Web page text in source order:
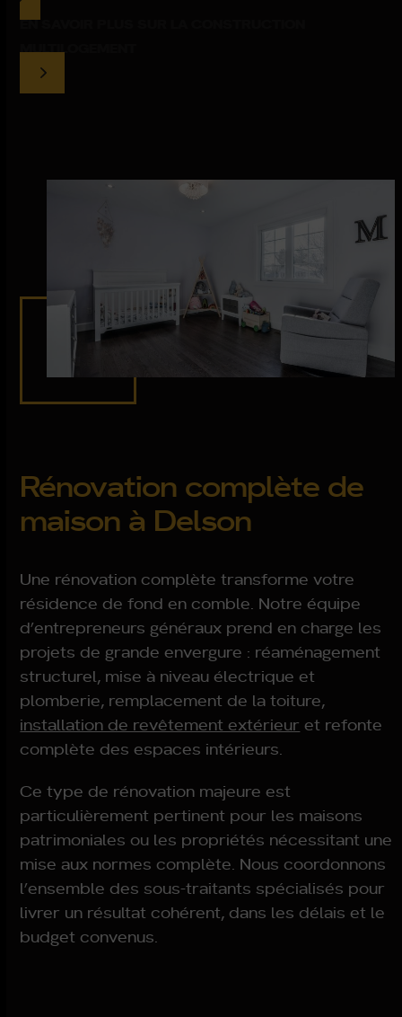
EN SAVOIR PLUS SUR LA CONSTRUCTION
MULTILOGEMENT
Rénovation complète de
maison à Delson
Une rénovation complète transforme votre
résidence de fond en comble. Notre équipe
d’entrepreneurs généraux prend en charge les
projets de grande envergure : réaménagement
structurel, mise à niveau électrique et
plomberie, remplacement de la toiture,
installation de revêtement extérieur et refonte
complète des espaces intérieurs.
Ce type de rénovation majeure est
particulièrement pertinent pour les maisons
patrimoniales ou les propriétés nécessitant une
mise aux normes complète. Nous coordonnons
l’ensemble des sous-traitants spécialisés pour
livrer un résultat cohérent, dans les délais et le
budget convenus.